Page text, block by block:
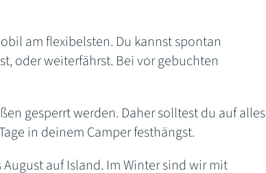
am flexibelsten. Du kannst spontan
oder weiterfährst. Bei vor gebuchten
gesperrt werden. Daher solltest du auf alles
in deinem Camper festhängst.
auf Island. Im Winter sind wir mit